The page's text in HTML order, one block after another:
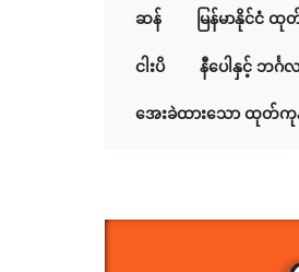
ဆန် မြန်မာနိုင်ငံ ထု
ငါးပိ နီပေါနှင့် ဘင်္ဂ
အေးခဲထားသော ထုတ်ကုန်